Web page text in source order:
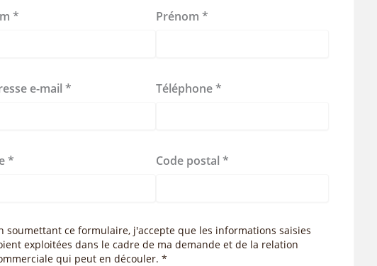
* Prénom *
e-mail * Téléphone*
* Code postal *
soumettant ce formulaire, j'accepte que les informations saisies
exploitées dans le cadre de ma demande et de la relation
qui peut en découler. *